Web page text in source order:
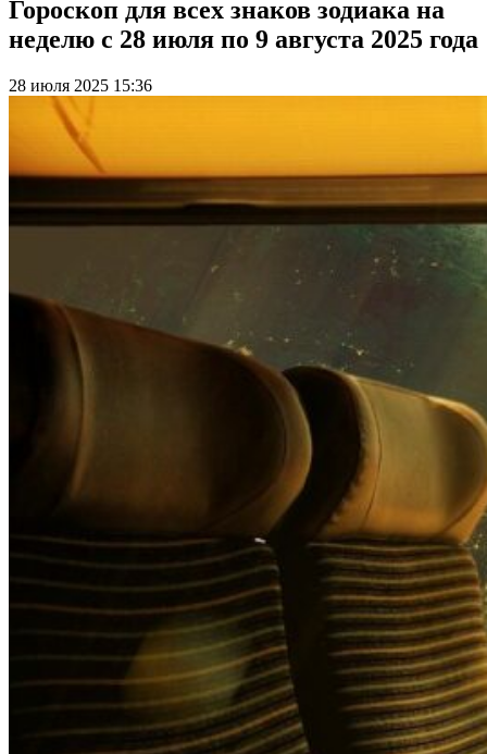
Гороскоп для всех знаков зодиака на
неделю с 28 июля по 9 августа 2025 года
28 июля 2025 15:36